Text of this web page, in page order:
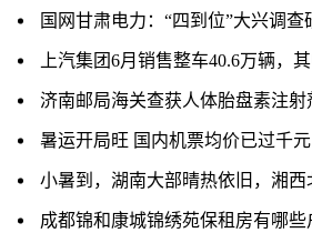
暑运开局旺 国内机票均价已过千元